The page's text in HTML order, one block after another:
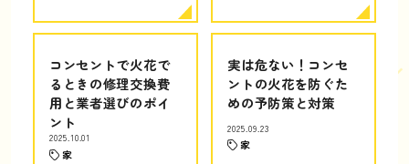
コンセントで火花で
るときの修理交換費
用と業者選びのポイ
ント
2025.10.01
家
実は危ない！コンセ
ントの火花を防ぐた
めの予防策と対策
2025.09.23
家